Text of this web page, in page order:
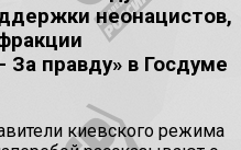
неонацистов,
За правду» в Госдуме
киевского режима